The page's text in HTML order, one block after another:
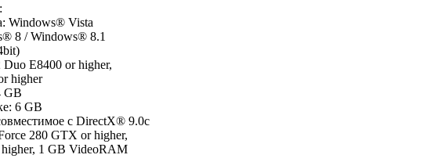
Windows® Vista
8 / Windows® 8.1
E8400 or higher,
higher
GB
6 GB
с DirectX® 9.0с
280 GTX or higher,
1 GB VideoRAM